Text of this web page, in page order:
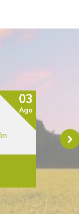
03
Ago